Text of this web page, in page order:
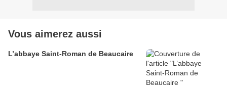
Vous aimerez aussi
L’abbaye Saint-Roman de Beaucaire